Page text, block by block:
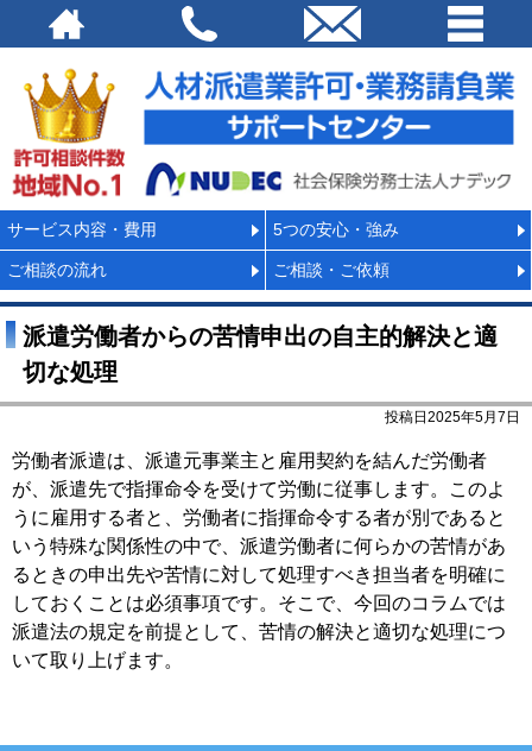
サービス内容・費用 5つの安心・強み
ご相談の流れ ご相談・ご依頼
派遣労働者からの苦情申出の自主的解決と適
切な処理
投稿日2025年5月7日
労働者派遣は、派遣元事業主と雇用契約を結んだ労働者
が、派遣先で指揮命令を受けて労働に従事します。このよ
うに雇用する者と、労働者に指揮命令する者が別であると
いう特殊な関係性の中で、派遣労働者に何らかの苦情があ
るときの申出先や苦情に対して処理すべき担当者を明確に
しておくことは必須事項です。そこで、今回のコラムでは
派遣法の規定を前提として、苦情の解決と適切な処理につ
いて取り上げます。